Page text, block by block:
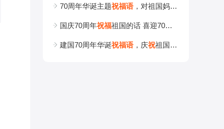
70周年华诞主题祝福语 ，对祖国妈妈70周岁的
国庆70周年祝福祖国的话 喜迎70周年华诞
建国70周年华诞祝福语 ，庆祝祖国成立70周年的精选贺词